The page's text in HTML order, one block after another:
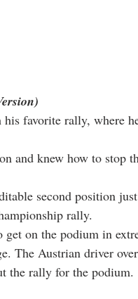
favorite rally, where
and knew how to stop
second position
rally.
get on the podium in
The Austrian driver
the rally for the podium.